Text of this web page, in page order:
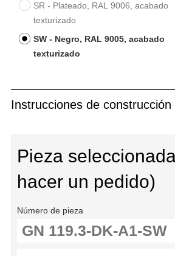
SR - Plateado, RAL 9006, acabado
texturizado
SW - Negro, RAL 9005, acabado
texturizado
Instrucciones de
Pieza
hacer un pedido)
Número de pieza